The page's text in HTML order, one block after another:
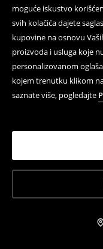
moguće iskustvo
svih kolačića dajete
kupovine na osnovu
proizvoda i usluga koje
personalizovanom
kojem trenutku klikom
saznate više, pogledajte
Baggi fit pantalone
2 599 RSD 3 599 RSD
SEZONSKO SNIŽENJE
-20%